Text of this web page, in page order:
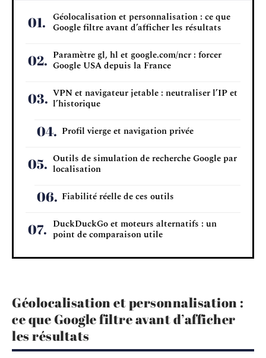
Géolocalisation et personnalisation : ce que
Google filtre avant d’afficher les résultats
Paramètre gl, hl et google.com/ncr : forcer
Google USA depuis la France
VPN et navigateur jetable : neutraliser l’IP et
l’historique
Profil vierge et navigation privée
Outils de simulation de recherche Google par
localisation
Fiabilité réelle de ces outils
DuckDuckGo et moteurs alternatifs : un
point de comparaison utile
Géolocalisation et personnalisation :
ce que Google filtre avant d’afficher
les résultats